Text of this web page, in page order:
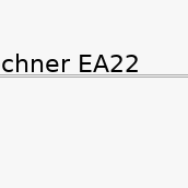
EA22